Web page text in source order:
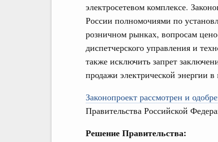
электросетевом комплексе.
России полномочиями по
розничном рынках, вопросам
диспетчерского управления и
также исключить запрет
продажи электрической энергии
Законопроект рассмотрен и
Правительства Российской
Решение Правительства: